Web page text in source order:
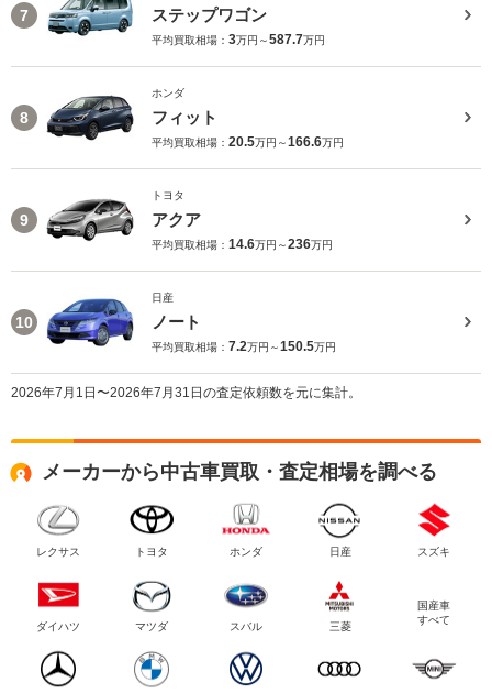
7 ステップワゴン
平均買取相場： 3万円～587.7万円
8
ホンダ
フィット
平均買取相場： 20.5万円～166.6万円
9
トヨタ
アクア
平均買取相場： 14.6万円～236万円
10
日産
ノート
平均買取相場： 7.2万円～150.5万円
2026年7月1日〜2026年7月31日の査定依頼数を元に集計。
メーカーから中古車買取・査定相場を調べる
レクサス トヨタ ホンダ 日産 スズキ
ダイハツ マツダ スバル 三菱
国産車
すべて